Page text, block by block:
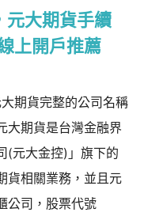
元大期貨手續
上開戶推薦
期貨完整的公司名稱
大期貨是台灣金融界
(元大金控)」旗下的
貨相關業務，並且元
公司，股票代號